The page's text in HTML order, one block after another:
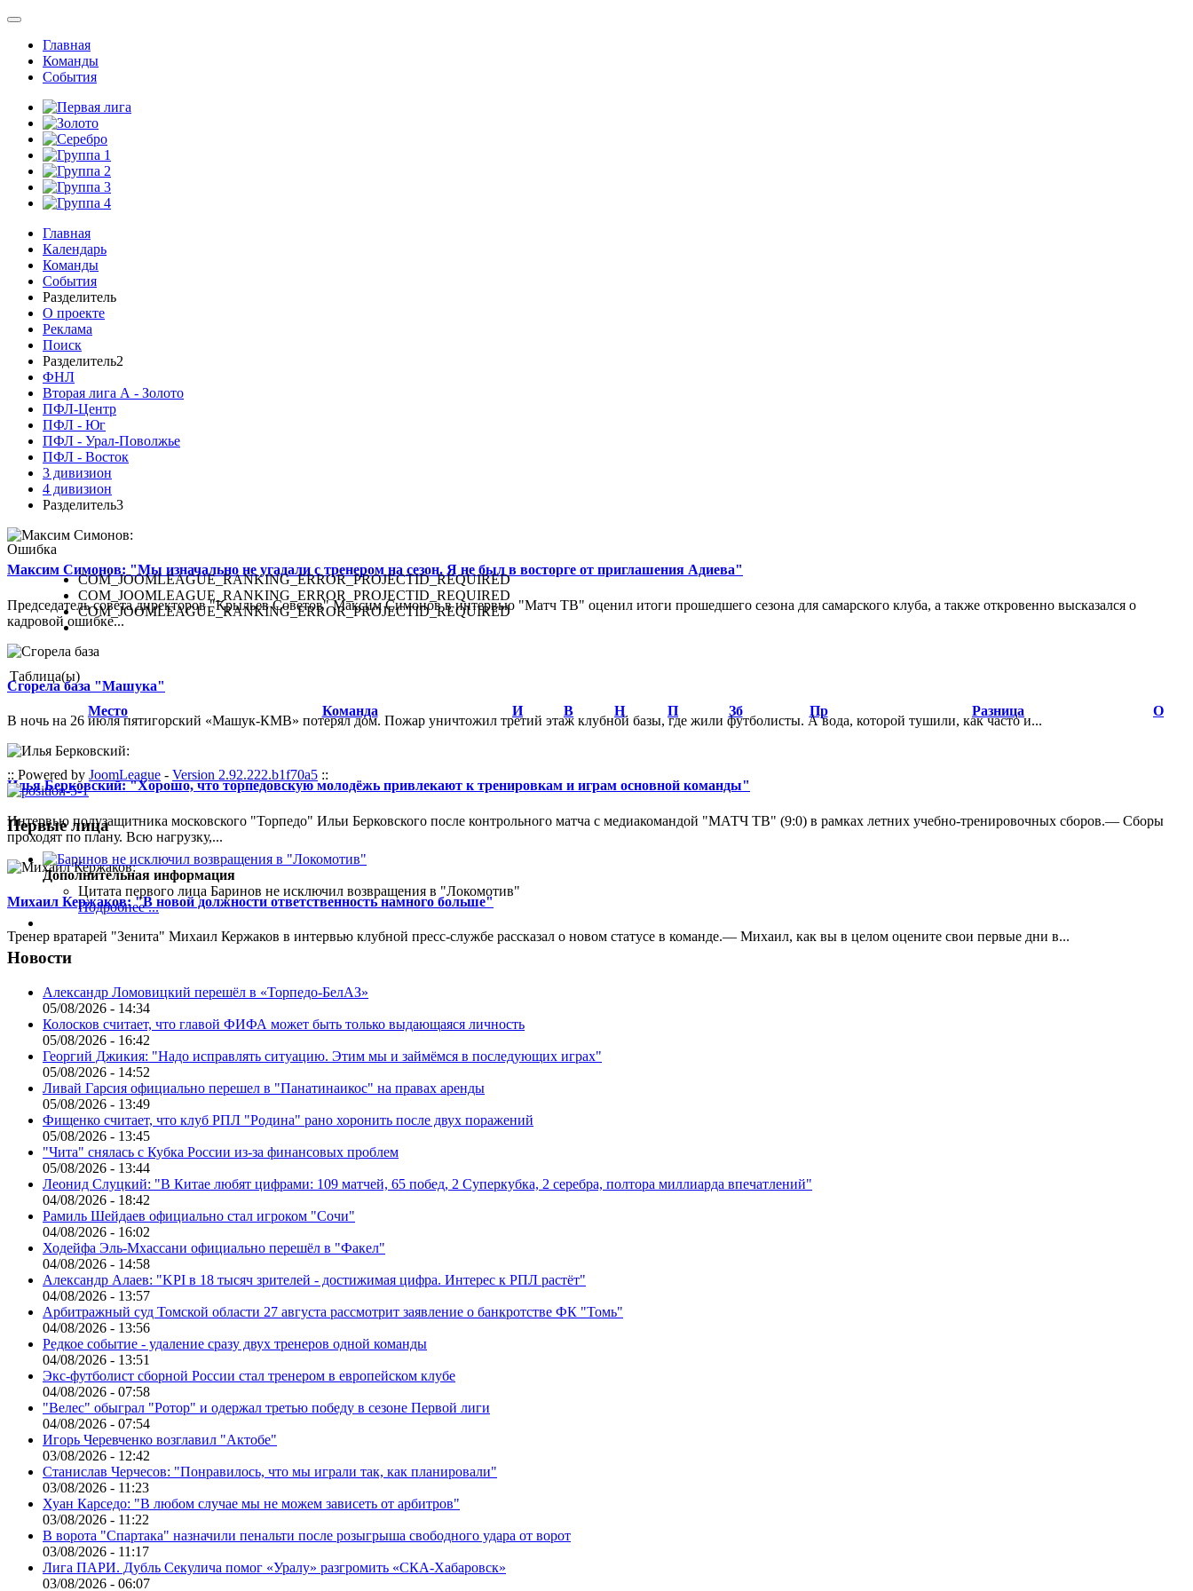
Главная
Команды
События
Главная
Календарь
Команды
События
Разделитель
О проекте
Реклама
Поиск
Разделитель2
ФНЛ
Вторая лига А - Золото
ПФЛ-Центр
ПФЛ - Юг
ПФЛ - Урал-Поволжье
ПФЛ - Восток
3 дивизион
4 дивизион
Разделитель3
Максим Симонов: "Мы изначально не угадали с тренером на сезон. Я не был в восторге от приглашения Адиева"
Председатель совета директоров "Крыльев Советов" Максим Симонов в интервью "Матч ТВ" оценил итоги прошедшего сезона для самарского клуба, а также откровенно высказался о
кадровой ошибке...
Сгорела база "Машука"
В ночь на 26 июля пятигорский «Машук-КМВ» потерял дом. Пожар уничтожил третий этаж клубной базы, где жили футболисты. А вода, которой тушили, как часто и...
Илья Берковский: "Хорошо, что торпедовскую молодёжь привлекают к тренировкам и играм основной команды"
Интервью полузащитника московского "Торпедо" Ильи Берковского после контрольного матча с медиакомандой "МАТЧ ТВ" (9:0) в рамках летних учебно-тренировочных сборов.— Сборы
проходят по плану. Всю нагрузку,...
Михаил Кержаков: "В новой должности ответственность намного больше"
Тренер вратарей "Зенита" Михаил Кержаков в интервью клубной пресс-службе рассказал о новом статусе в команде.— Михаил, как вы в целом оцените свои первые дни в...
Ошибка
COM_JOOMLEAGUE_RANKING_ERROR_PROJECTID_REQUIRED
COM_JOOMLEAGUE_RANKING_ERROR_PROJECTID_REQUIRED
COM_JOOMLEAGUE_RANKING_ERROR_PROJECTID_REQUIRED
Таблица(ы)
Место Команда И В Н П Зб Пр Разница О
:: Powered by JoomLeague - Version 2.92.222.b1f70a5 ::
Первые лица
Дополнительная информация
Цитата первого лица Баринов не исключил возвращения в "Локомотив"
Подробнее ...
Новости
Александр Ломовицкий перешёл в «Торпедо-БелАЗ»
05/08/2026 - 14:34
Колосков считает, что главой ФИФА может быть только выдающаяся личность
05/08/2026 - 16:42
Георгий Джикия: "Надо исправлять ситуацию. Этим мы и займёмся в последующих играх"
05/08/2026 - 14:52
Ливай Гарсия официально перешел в "Панатинаикос" на правах аренды
05/08/2026 - 13:49
Фищенко считает, что клуб РПЛ "Родина" рано хоронить после двух поражений
05/08/2026 - 13:45
"Чита" снялась с Кубка России из-за финансовых проблем
05/08/2026 - 13:44
Леонид Слуцкий: "В Китае любят цифрами: 109 матчей, 65 побед, 2 Суперкубка, 2 серебра, полтора миллиарда впечатлений"
04/08/2026 - 18:42
Рамиль Шейдаев официально стал игроком "Сочи"
04/08/2026 - 16:02
Ходейфа Эль-Мхассани официально перешёл в "Факел"
04/08/2026 - 14:58
Александр Алаев: "KPI в 18 тысяч зрителей - достижимая цифра. Интерес к РПЛ растёт"
04/08/2026 - 13:57
Арбитражный суд Томской области 27 августа рассмотрит заявление о банкротстве ФК "Томь"
04/08/2026 - 13:56
Редкое событие - удаление сразу двух тренеров одной команды
04/08/2026 - 13:51
Экс-футболист сборной России стал тренером в европейском клубе
04/08/2026 - 07:58
"Велес" обыграл "Ротор" и одержал третью победу в сезоне Первой лиги
04/08/2026 - 07:54
Игорь Черевченко возглавил "Актобе"
03/08/2026 - 12:42
Станислав Черчесов: "Понравилось, что мы играли так, как планировали"
03/08/2026 - 11:23
Хуан Карседо: "В любом случае мы не можем зависеть от арбитров"
03/08/2026 - 11:22
В ворота "Спартака" назначили пенальти после розыгрыша свободного удара от ворот
03/08/2026 - 11:17
Лига ПАРИ. Дубль Секулича помог «Уралу» разгромить «СКА-Хабаровск»
03/08/2026 - 06:07